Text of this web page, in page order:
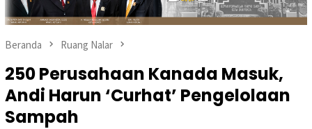
Beranda Ruang Nalar
250 Perusahaan Kanada Masuk,
Andi Harun ‘Curhat’ Pengelolaan
Sampah